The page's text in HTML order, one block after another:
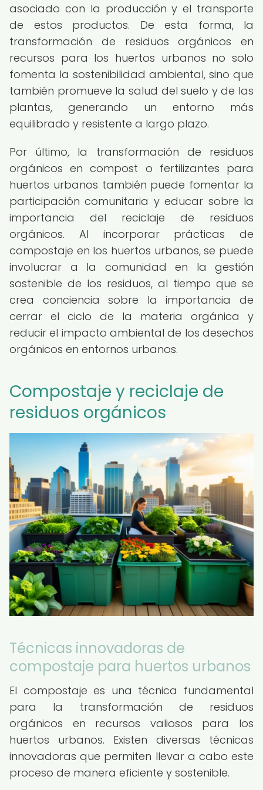
asociado con la producción y el transporte
de estos productos. De esta forma, la
transformación de residuos orgánicos en
recursos para los huertos urbanos no solo
fomenta la sostenibilidad ambiental, sino que
también promueve la salud del suelo y de las
plantas, generando un entorno más
equilibrado y resistente a largo plazo.
Por último, la transformación de residuos
orgánicos en compost o fertilizantes para
huertos urbanos también puede fomentar la
participación comunitaria y educar sobre la
importancia del reciclaje de residuos
orgánicos. Al incorporar prácticas de
compostaje en los huertos urbanos, se puede
involucrar a la comunidad en la gestión
sostenible de los residuos, al tiempo que se
crea conciencia sobre la importancia de
cerrar el ciclo de la materia orgánica y
reducir el impacto ambiental de los desechos
orgánicos en entornos urbanos.
Compostaje y reciclaje de
residuos orgánicos
Técnicas innovadoras de
compostaje para huertos urbanos
El compostaje es una técnica fundamental
para la transformación de residuos
orgánicos en recursos valiosos para los
huertos urbanos. Existen diversas técnicas
innovadoras que permiten llevar a cabo este
proceso de manera eficiente y sostenible.